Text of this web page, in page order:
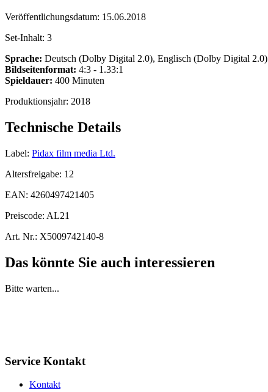
Veröffentlichungsdatum: 15.06.2018
Set-Inhalt: 3
Sprache: Deutsch (Dolby Digital 2.0), Englisch (Dolby Digital 2.0)
Bildseitenformat: 4:3 - 1.33:1
Spieldauer: 400 Minuten
Produktionsjahr: 2018
Technische Details
Label: Pidax film media Ltd.
Altersfreigabe: 12
EAN: 4260497421405
Preiscode: AL21
Art. Nr.: X5009742140-8
Das könnte Sie auch interessieren
Bitte warten...
Service Kontakt
Kontakt